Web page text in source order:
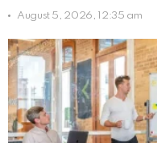
August 5, 2026, 12:35 am